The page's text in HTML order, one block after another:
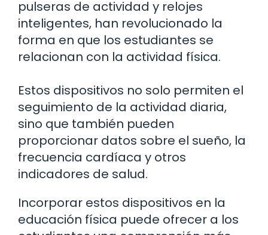
pulseras de actividad y relojes
inteligentes, han revolucionado la
forma en que los estudiantes se
relacionan con la actividad física.
Estos dispositivos no solo permiten el
seguimiento de la actividad diaria,
sino que también pueden
proporcionar datos sobre el sueño, la
frecuencia cardíaca y otros
indicadores de salud.
Incorporar estos dispositivos en la
educación física puede ofrecer a los